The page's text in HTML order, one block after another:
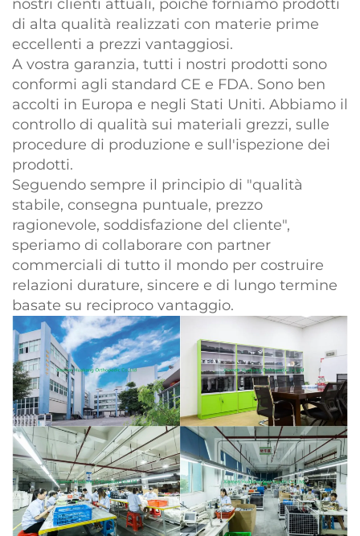
nostri clienti attuali, poiché forniamo prodotti
di alta qualità realizzati con materie prime
eccellenti a prezzi vantaggiosi.
A vostra garanzia, tutti i nostri prodotti sono
conformi agli standard CE e FDA. Sono ben
accolti in Europa e negli Stati Uniti. Abbiamo il
controllo di qualità sui materiali grezzi, sulle
procedure di produzione e sull'ispezione dei
prodotti.
Seguendo sempre il principio di "qualità
stabile, consegna puntuale, prezzo
ragionevole, soddisfazione del cliente",
speriamo di collaborare con partner
commerciali di tutto il mondo per costruire
relazioni durature, sincere e di lungo termine
basate su reciproco vantaggio.